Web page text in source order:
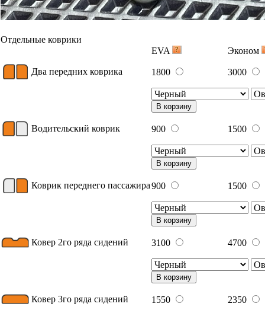
Отдельные коврики
EVA
Эконом
Два передних коврика 1800 3000
В корзину
Водительский коврик 900 1500
В корзину
Коврик переднего пассажира900 1500
В корзину
Ковер 2го ряда сидений 3100 4700
В корзину
Ковер 3го ряда сидений 1550 2350